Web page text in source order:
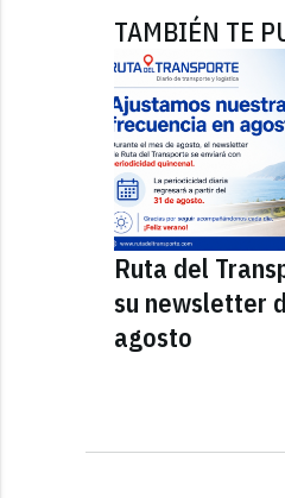
TAMBIÉN TE
Ruta del
su newsletter
agosto